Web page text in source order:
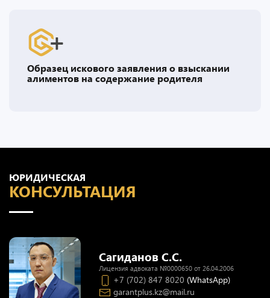
Образец искового заявления о взыскании
алиментов на содержание родителя
ЮРИДИЧЕСКАЯ
КОНСУЛЬТАЦИЯ
Сагиданов С.С.
Лицензия адвоката №0000650 от 26.04.2006
+7 (702) 847 8020 (WhatsApp)
garantplus.kz@mail.ru